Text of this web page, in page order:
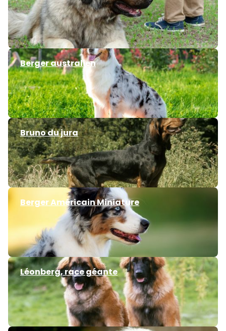
Berger australien
Bruno du jura
Berger Américain Miniature
Léonberg, race géante